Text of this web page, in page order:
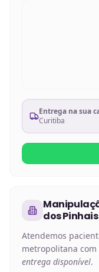
Entrega na sua
Curitiba
dos Pinhais
Atendemos
metropolitana
entrega disponível.